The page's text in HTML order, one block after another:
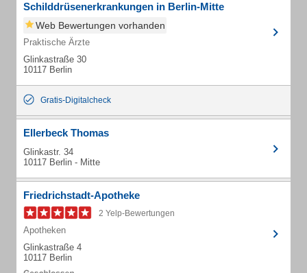
Schilddrüsenerkrankungen in Berlin-Mitte
Web Bewertungen vorhanden
Praktische Ärzte
Glinkastraße 30
10117 Berlin
Gratis-Digitalcheck
Ellerbeck Thomas
Glinkastr. 34
10117 Berlin - Mitte
Friedrichstadt-Apotheke
2 Yelp-Bewertungen
Apotheken
Glinkastraße 4
10117 Berlin